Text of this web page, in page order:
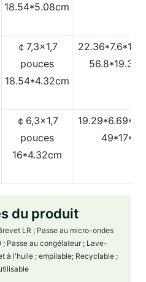
18.54*5.08cm
￠7,3x1,7
pouces
18.54*4.32cm
￠6,3x1,7
pouces
16*4.32cm
du produit
LR ; Passe au micro-ondes
Passe au congélateur ; Lave-
à l'huile ; empilable; Recyclable ;